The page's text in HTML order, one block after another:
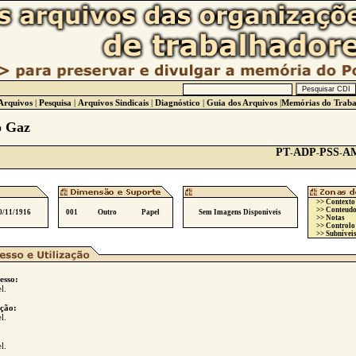
| Pesquisa | Arquivos Sindicais| Diagnóstico | Guia dos Arquivos|Memórias do
Gaz
PT-ADP-PSS-
11/1916 001 Outro Papel Sem Imagens Disponiveis
>> Contexto
>>
>> Notas
>> Controlo
>>